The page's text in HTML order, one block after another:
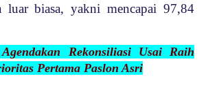
luar biasa, yakni mencapai 97,84
Rekonsiliasi Usai Raih
Pertama Paslon Asri